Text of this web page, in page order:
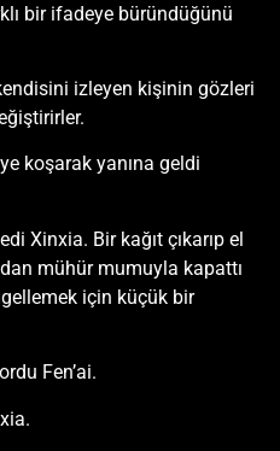
bir ifadeye büründüğünü
izleyen kişinin gözleri
koşarak yanına geldi
Xinxia. Bir kağıt çıkarıp el
mühür mumuyla kapattı
için küçük bir
Fen’ai.